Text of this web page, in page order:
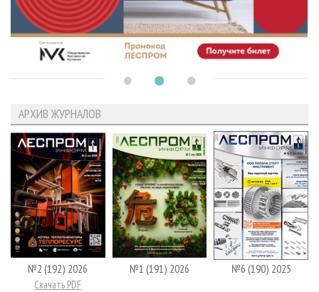
АРХИВ ЖУРНАЛОВ
№2 (192) 2026
Скачать PDF
№1 (191) 2026 №6 (190) 2025